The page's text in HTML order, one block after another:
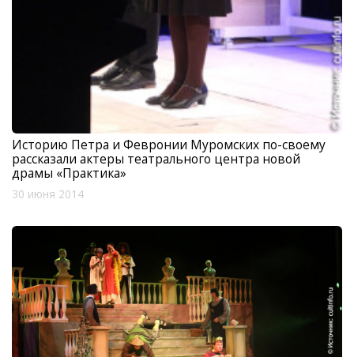
Историю Петра и Февронии Муромских по-своему
рассказали актеры театрального центра новой
драмы «Практика»
30 июня 2014